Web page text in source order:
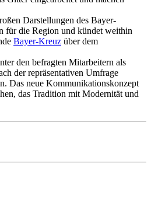
Darstellungen des Bayer-
für die Region und kündet weithin
Bayer-Kreuz über dem
den befragten Mitarbeitern als
der repräsentativen Umfrage
Das neue Kommunikationskonzept
das Tradition mit Modernität und